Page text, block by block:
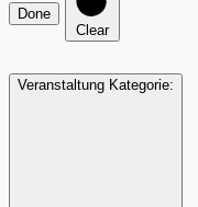
Done
Clear
Veranstaltung Kategorie: